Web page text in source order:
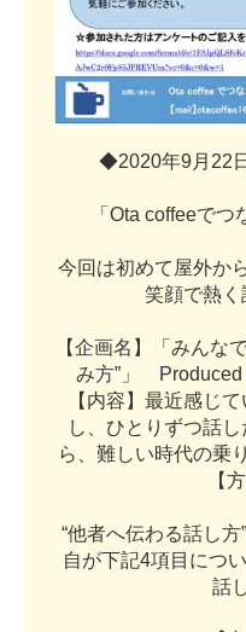
◆2020年9月 22 日
「 Ota coffeeでつ
今回 は初めて 屋外か
笑顔で熱 く
【企画名 】 「 みんな
み方”」 Produced
【 内容 】 最近感じて
し
ひと り ずつ話し
ら
難しい時代の乗り
【方
“他者へ伝わる話し方”
自が下記4項目 につい
話